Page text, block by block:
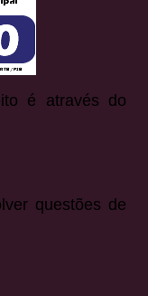
é através do
questões de